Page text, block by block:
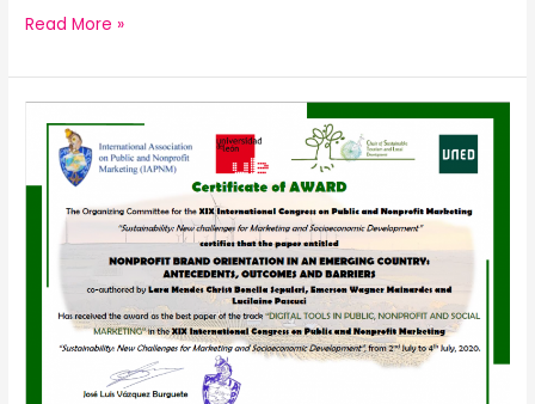
Read More »
membros
do
CEMOS
como
best
paper